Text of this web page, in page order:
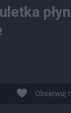
Obserwuj